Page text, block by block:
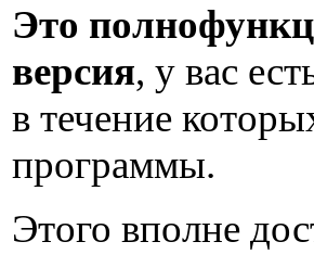
Это
версия, у вас
в течение
программы.
Этого вполне